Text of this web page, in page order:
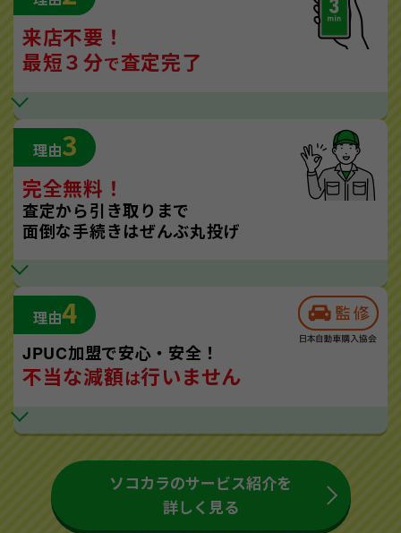
来店不要！
最短３分で査定完了
理由3
完全無料！
査定から引き取りまで
面倒な手続きはぜんぶ丸投げ
理由4
JPUC加盟で安心・安全！
不当な減額は行いません
ソコカラのサービス紹介を
詳しく見る